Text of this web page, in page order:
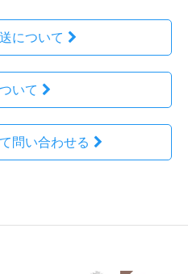
について
いて
問い合わせる